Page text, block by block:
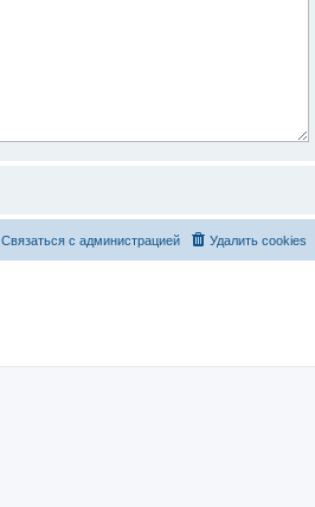
Удалить cookies
Связаться с администрацией